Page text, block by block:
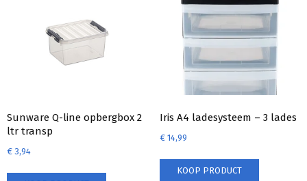
Sunware Q-line opbergbox 2
ltr transp
€ 3,94
Iris A4 ladesysteem – 3 lades
€14,99
KOOP PRODUCT